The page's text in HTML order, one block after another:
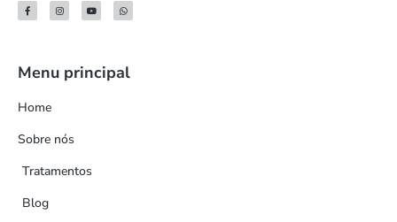
Menu principal
Home
Sobre nós
Tratamentos
Blog